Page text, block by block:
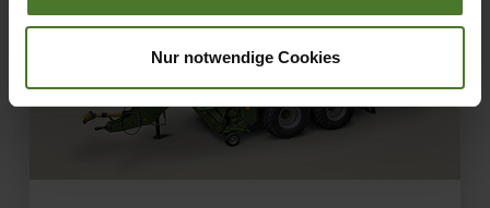
Nur notwendige Cookies